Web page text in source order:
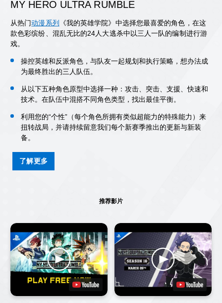
MY HERO ULTRA RUMBLE
从热门动漫系列
《我的英雄学院》中选择您最喜爱的角色，在这
款色彩缤纷、混乱无比的24人大逃杀中以三人一队的编制进行游
戏。
操控英雄和反派角色，与队友一起规划和执行策略，想办法成
为最终胜出的三人队伍。
从以下五种角色原型中选择一种：攻击、突击、支援、快速和
技术。在队伍中混搭不同角色类型，找出最佳平衡。
利用您的“个性”（每个角色所拥有类似超能力的特殊能力）来
扭转战局，并请持续留意我们每个新赛季推出的更新与新装
备。
了解更多
推荐影片